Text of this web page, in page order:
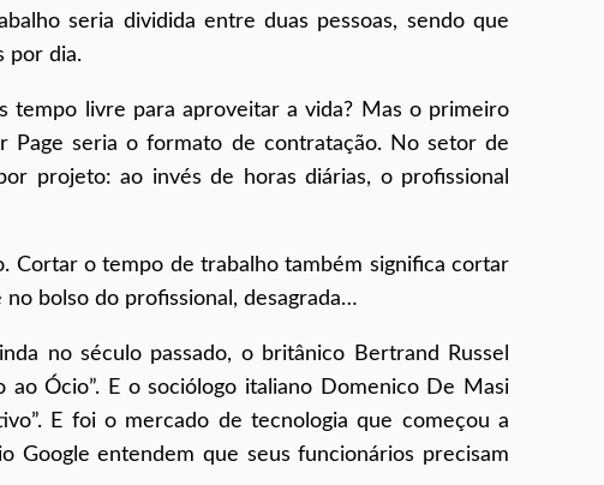
seria dividida entre duas pessoas, sendo que
por dia.
tempo livre para aproveitar a vida? Mas o primeiro
Page seria o formato de contratação. No setor de
projeto: ao invés de horas diárias, o profissional
Cortar o tempo de trabalho também significa cortar
bolso do profissional, desagrada…
no século passado, o britânico Bertrand Russel
Ócio”. E o sociólogo italiano Domenico De Masi
E foi o mercado de tecnologia que começou a
Google entendem que seus funcionários precisam